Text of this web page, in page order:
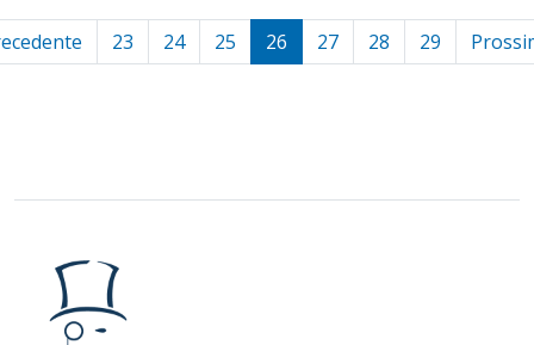
23 24 25 26 27 28 29